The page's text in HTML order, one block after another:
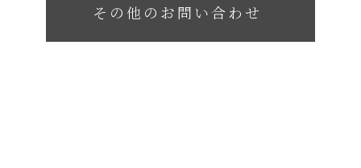
その他のお問い合わせ